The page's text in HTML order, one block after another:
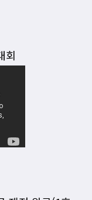
회